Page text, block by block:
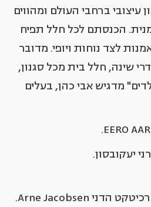
עיצובי ברחבי העולם ומהווים
הכנסתם לכל חלל תפיח
לצד נוחות ויופי. מדובר
שינה, חלל בית מכל סגנון,
מדגיש אבי כהן, בעלים